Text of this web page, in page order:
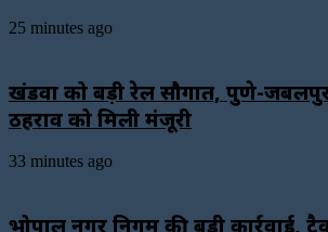
25 minutes ago
खंडवा को बड़ी रेल सौगात, पुणे-जबलपुर
ठहराव को मिली मंजूरी
33 minutes ago
भोपाल नगर निगम की बड़ी कार्रवाई,